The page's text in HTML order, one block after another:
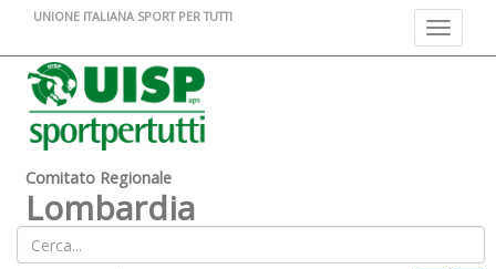
Toggle
UNIONE ITALIANA SPORT PER TUTTI
Comitato Regionale
Lombardia